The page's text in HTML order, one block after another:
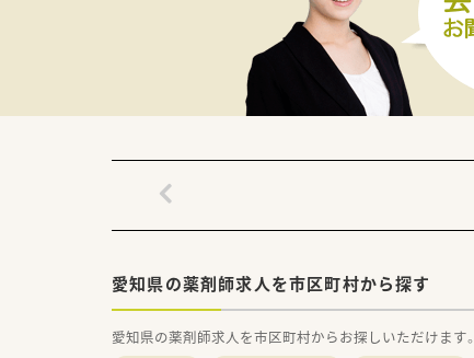
愛知県の薬剤師求人を市区町村から探す
愛知県の薬剤師求人を市区町村からお探しいただけます。